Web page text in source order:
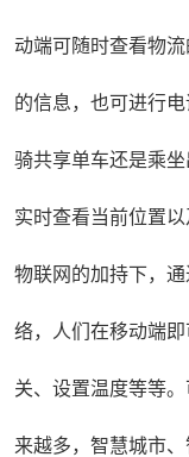
动端可随时查看物
的信息，也可进行
骑共享单车还是乘
实时查看当前位置
物联网的加持下，
络，人们在移动端
关、设置温度等等
来越多，智慧城市